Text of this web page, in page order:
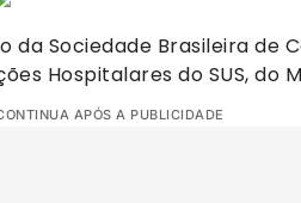
da Sociedade Brasileira de
Hospitalares do SUS, do
APÓS A PUBLICIDADE